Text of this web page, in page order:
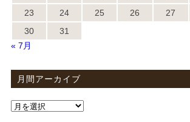
23
24 25 26 27
30
31
« 7月
月間アーカイブ